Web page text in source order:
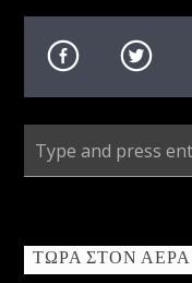
ΤΏΡΑ ΣΤΟΝ ΑΈΡΑ